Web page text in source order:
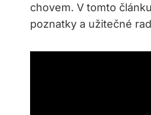
chovem. V tomto
poznatky a užitečné